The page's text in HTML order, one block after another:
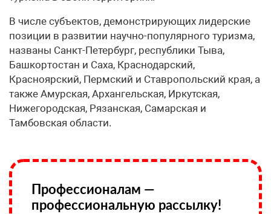
В числе субъектов, демонстрирующих лидерские
позиции в развитии научно-популярного туризма,
названы Санкт-Петербург, республики Тыва,
Башкортостан и Саха, Краснодарский,
Красноярский, Пермский и Ставропольский края, а
также Амурская, Архангельская, Иркутская,
Нижегородская, Рязанская, Самарская и
Тамбовская области.
Профессионалам —
профессиональную рассылку!